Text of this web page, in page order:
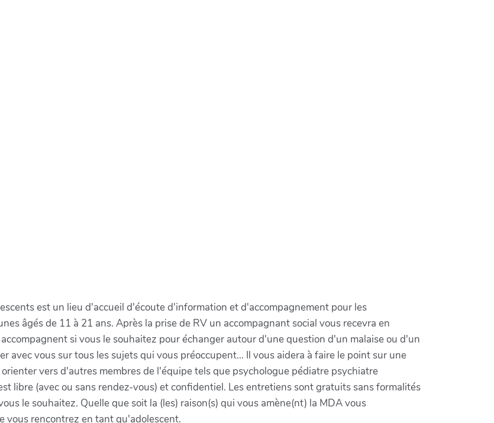
est un lieu d'accueil d'écoute d'information et d'accompagnement pour les
âgés de 11 à 21 ans. Après la prise de RV un accompagnant social vous recevra en
si vous le souhaitez pour échanger autour d'une question d'un malaise ou d'un
avec vous sur tous les sujets qui vous préoccupent... Il vous aidera à faire le point sur une
vers d'autres membres de l'équipe tels que psychologue pédiatre psychiatre
libre (avec ou sans rendez-vous) et confidentiel. Les entretiens sont gratuits sans formalités
le souhaitez. Quelle que soit la (les) raison(s) qui vous amène(nt) la MDA vous
vous rencontrez en tant qu'adolescent.